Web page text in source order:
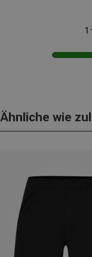
1
Ähnliche wie